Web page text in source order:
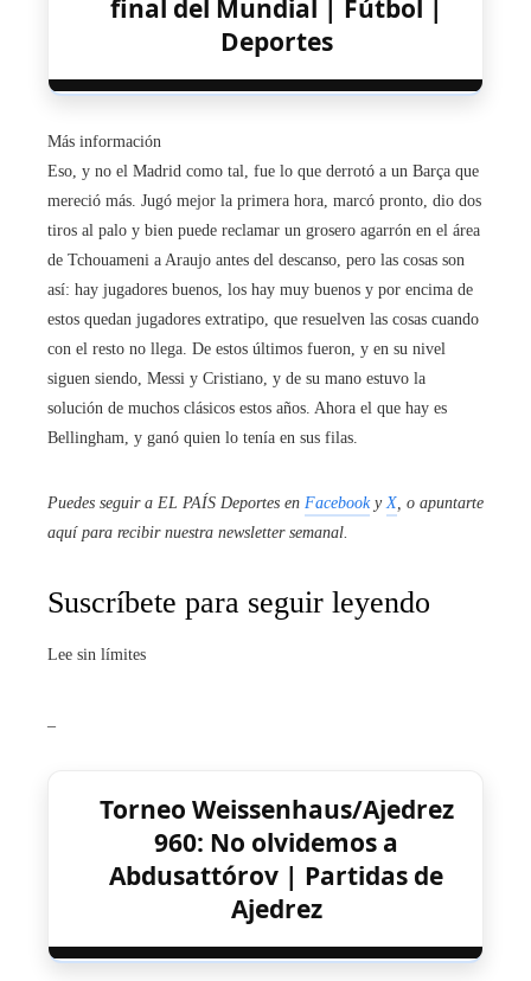
final del Mundial | Fútbol |
Deportes
Más información
Eso, y no el Madrid como tal, fue lo que derrotó a un Barça que
mereció más. Jugó mejor la primera hora, marcó pronto, dio dos
tiros al palo y bien puede reclamar un grosero agarrón en el área
de Tchouameni a Araujo antes del descanso, pero las cosas son
así: hay jugadores buenos, los hay muy buenos y por encima de
estos quedan jugadores extratipo, que resuelven las cosas cuando
con el resto no llega. De estos últimos fueron, y en su nivel
siguen siendo, Messi y Cristiano, y de su mano estuvo la
solución de muchos clásicos estos años. Ahora el que hay es
Bellingham, y ganó quien lo tenía en sus filas.
Puedes seguir a EL PAÍS Deportes en Facebooky X , o apuntarte
aquí para recibir nuestra newsletter semanal
Suscríbete para seguir leyendo
Lee sin límites
Torneo Weissenhaus/Ajedrez
960: No olvidemos a
Abdusattórov | Partidas de
Ajedrez